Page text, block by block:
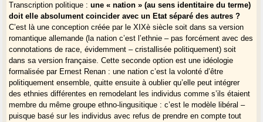
Transcription politique :une « nation » (au sens identitaire du terme)
doit elle absolument coincider avec un Etat séparé des autres ?
C’est là une conception créée par le XIXè siècle soit dans sa version
romantique allemande (la nation c’est l’ethnie – pas forcément avec des
connotations de race, évidemment – cristallisée politiquement) soit
dans sa version française. Cette seconde option est une idéologie
formalisée par Ernest Renan : une nation c’est la volonté d’être
politiquement ensemble, quitte ensuite à oublier qu’elle peut intégrer
des ethnies différentes en remodelant les individus comme s’ils étaient
membre du même groupe ethno-lingusitique : c’est le modèle libéral –
puisque basé sur les individus avec refus de prendre en compte tout